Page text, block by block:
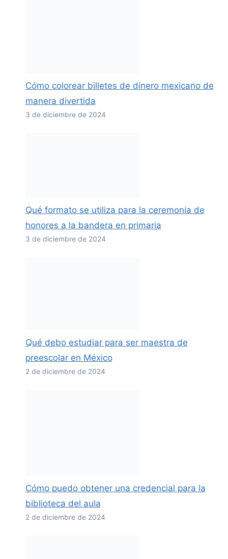
Cómo colorear billetes de dinero mexicano de
manera divertida
3 de diciembre de 2024
Qué formato se utiliza para la ceremonia de
honores a la bandera en primaria
3 de diciembre de 2024
Qué debo estudiar para ser maestra de
preescolar en México
2 de diciembre de 2024
Cómo puedo obtener una credencial para la
biblioteca del aula
2 de diciembre de 2024